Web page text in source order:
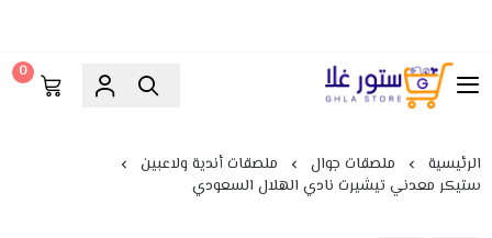
ستور غلا
0
الرئيسية ملصقات جوال
ملصقات أندية ولاعبين
ستيكر معدني تيشيرت نادي الهلال السعودي